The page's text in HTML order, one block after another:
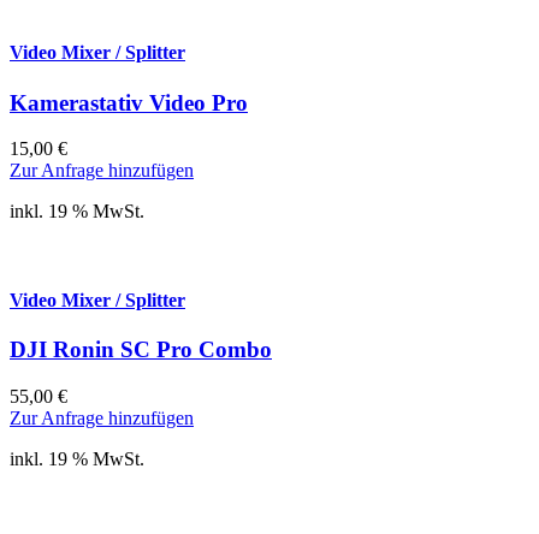
Video Mixer / Splitter
Kamerastativ Video Pro
15,00 €
Zur Anfrage hinzufügen
inkl. 19 % MwSt.
Video Mixer / Splitter
DJI Ronin SC Pro Combo
55,00 €
Zur Anfrage hinzufügen
inkl. 19 % MwSt.